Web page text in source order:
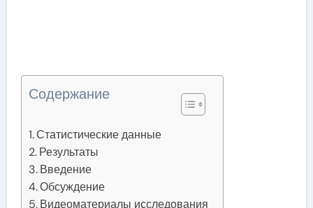
Содержание
Статистические данные
Результаты
Введение
Обсуждение
Видеоматериалы исследования